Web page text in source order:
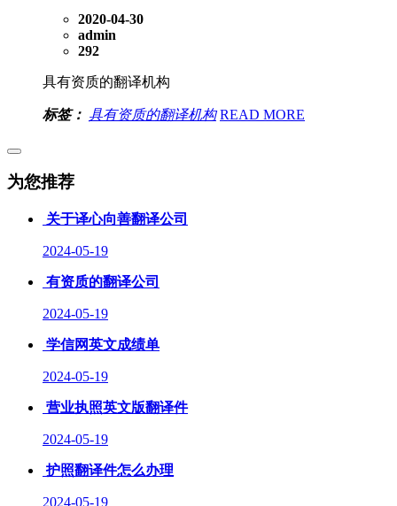
2020-04-30
admin
292
具有资质的翻译机构
标签： 具有资质的翻译机构 READ MORE
为您推荐
关于译心向善翻译公司
2024-05-19
有资质的翻译公司
2024-05-19
学信网英文成绩单
2024-05-19
营业执照英文版翻译件
2024-05-19
护照翻译件怎么办理
2024-05-19